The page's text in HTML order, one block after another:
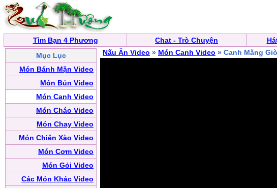
Tìm Bạn 4 Phương Chat - Trò Chuyện
Mục Lục
Món Bánh Mặn Video
Món Bún Video
Món Canh Video
Món Cháo Video
Món Chay Video
Món Chiên Xào Video
Món Cơm Video
Món Gỏi Video
Các Món Khác Video
Nấu Ăn Video » Món Canh Video » Canh Măng